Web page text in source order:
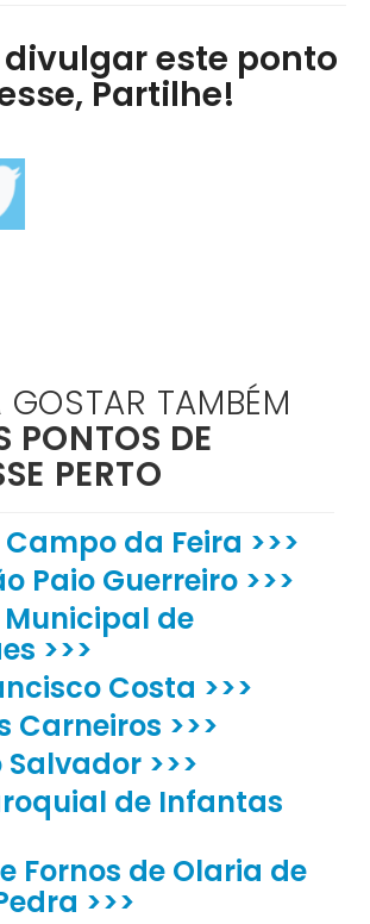
este ponto
Partilhe!
GOSTAR TAMBÉM
PONTOS DE
PERTO
da Feira >>>
Paio Guerreiro >>>
de
>>>
Costa >>>
Carneiros >>>
>>>
de Infantas
Fornos de Olaria de
>>>